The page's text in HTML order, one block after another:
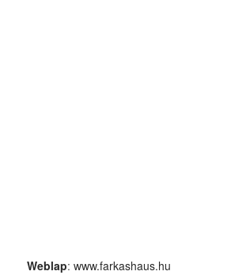
Weblap: www.farkashaus.hu